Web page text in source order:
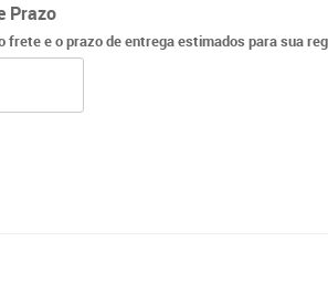
Prazo
frete e o prazo de entrega estimados para sua